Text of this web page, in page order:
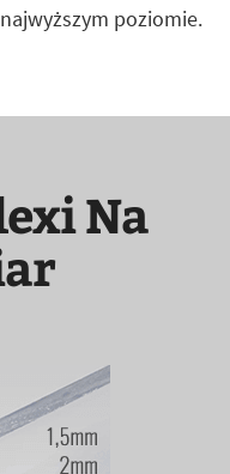
poziomie.
Na